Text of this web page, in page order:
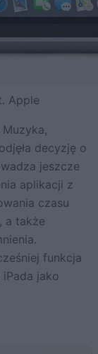
Apple
decyzję o
jeszcze
aplikacji z
czasu
a także
funkcja
jako